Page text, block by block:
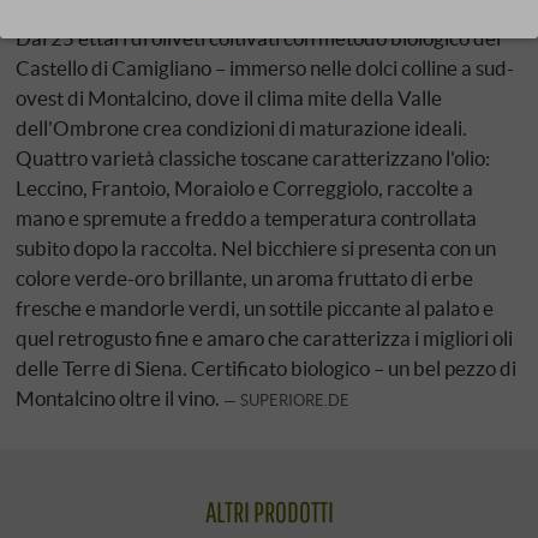
Dai 25 ettari di oliveti coltivati con metodo biologico del
Castello di Camigliano – immerso nelle dolci colline a sud-
ovest di Montalcino, dove il clima mite della Valle
dell'Ombrone crea condizioni di maturazione ideali.
Quattro varietà classiche toscane caratterizzano l'olio:
Leccino, Frantoio, Moraiolo e Correggiolo, raccolte a
mano e spremute a freddo a temperatura controllata
subito dopo la raccolta. Nel bicchiere si presenta con un
colore verde-oro brillante, un aroma fruttato di erbe
fresche e mandorle verdi, un sottile piccante al palato e
quel retrogusto fine e amaro che caratterizza i migliori oli
delle Terre di Siena. Certificato biologico – un bel pezzo di
Montalcino oltre il vino.
SUPERIORE.DE
ALTRI PRODOTTI